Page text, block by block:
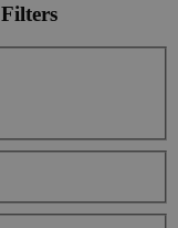
Filters